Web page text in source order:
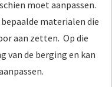
moet aanpassen.
materialen die
aan zetten. Op die
van de berging en kan